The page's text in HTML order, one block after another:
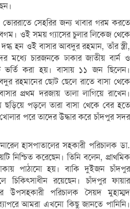
ভোররাতে সেহরির জন্য খাবার গরম করতে
বেগম। ওই সময় গ্যাসের চুলার লিকেজ থেকে
হন ওই বাসার আবদুর রহমান, তাঁর স্ত্রী,
মধ্যে চারজনকে ঢাকার জাতীয় বার্ন ও
ভর্তি করা হয়। বাসায় ১১ জন ছিলেন।
রহমানের ছোট ছেলে রাতে বাসা থেকে
প্রথম দরজায় তালা লাগিয়ে রাখেন।
পড়লে তারা বাসা থেকে বের হতে
খোলার পরে তাদের উদ্ধার করে চাঁদপুর সদর
হাসপাতালের সহকারী পরিচালক ডা.
নিশ্চিত করেছেন। তিনি বলেন, প্রাথমিক
পাঠানো হয়। বাকি দুইজন চাঁদপুর
চিকিৎসাধীন রয়েছেন। চাঁদপুর ফায়ার
উপসহকারী পরিচালক সৈয়দ মুহাম্মদ
আমরা এখনো কিছু জানতে পানিনি।